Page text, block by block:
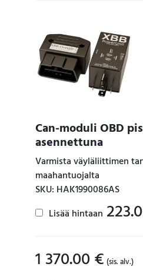
Can-moduli OBD
asennettuna
Varmista väyläliittimen
maahantuojalta
SKU: HAK1990086AS
Lisää hintaan
1 370.00 € (sis. alv.)